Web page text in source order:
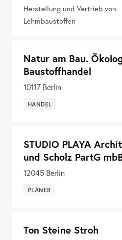
Herstellung und Vertrieb von
Lehmbaustoffen
Natur am Bau.
Baustoffhandel
10117 Berlin
HANDEL
STUDIO PLAYA
und Scholz PartG
12045 Berlin
PLANER
Ton Steine Stroh